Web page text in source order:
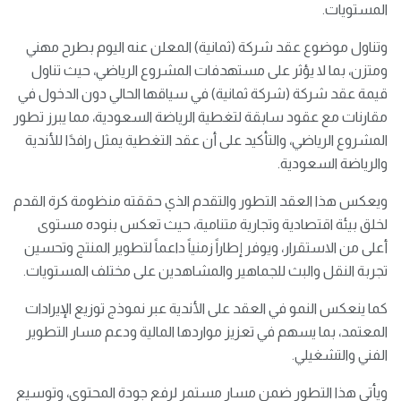
المستويات.
وتناول موضوع عقد شركة (ثمانية) المعلن عنه اليوم بطرح مهني
ومتزن، بما لا يؤثر على مستهدفات المشروع الرياضي، حيث تناول
قيمة عقد شركة (شركة ثمانية) في سياقها الحالي دون الدخول في
مقارنات مع عقود سابقة لتغطية الرياضة السعودية، مما يبرز تطور
المشروع الرياضي، والتأكيد على أن عقد التغطية يمثل رافدًا للأندية
والرياضة السعودية.
ويعكس هذا العقد التطور والتقدم الذي حققته منظومة كرة القدم
لخلق بيئة اقتصادية وتجارية متنامية، حيث تعكس بنوده مستوى
أعلى من الاستقرار، ويوفر إطاراً زمنياً داعماً لتطوير المنتج وتحسين
تجربة النقل والبث للجماهير والمشاهدين على مختلف المستويات.
كما ينعكس النمو في العقد على الأندية عبر نموذج توزيع الإيرادات
المعتمد، بما يسهم في تعزيز مواردها المالية ودعم مسار التطوير
الفني والتشغيلي.
ويأتي هذا التطور ضمن مسار مستمر لرفع جودة المحتوى، وتوسيع